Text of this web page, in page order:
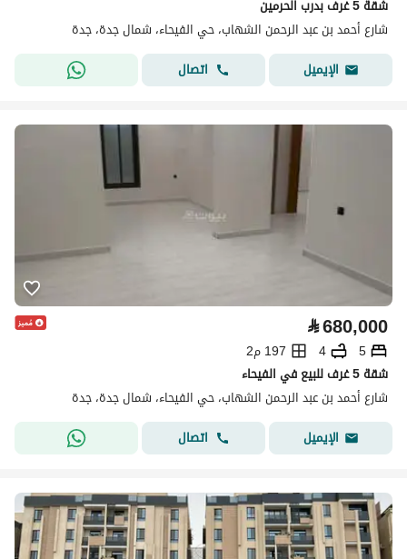
شقة 5 غرف بدرب الحرمين
شارع أحمد بن عبد الرحمن الشهاب، حي الفيحاء، شمال جدة، جدة
الإيميل
اتصال
⃁680,000
5
4
197 م2
شقة 5 غرف للبيع في الفيحاء
شارع أحمد بن عبد الرحمن الشهاب، حي الفيحاء، شمال جدة، جدة
الإيميل
اتصال